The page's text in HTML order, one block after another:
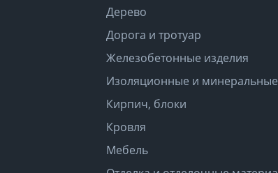
Дерево
Дорога и тротуар
Железобетонные изделия
Изоляционные и
Кирпич, блоки
Кровля
Мебель